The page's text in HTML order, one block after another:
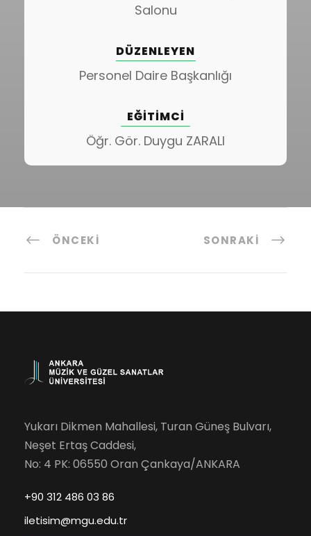
Salonu
DÜZENLEYEN
Personel Daire Başkanlığı
EĞITIMCI
Öğr. Gör. Duygu ZARALI
ÖNCEKI SONRAKI
Yukarı Dikmen Mahallesi, Turan Güneş Bulvarı,
Neşet Ertaş Caddesi,
No: 4 PK: 06550 Oran Çankaya/ANKARA
+90 312 486 03 86
iletisim@mgu.edu.tr